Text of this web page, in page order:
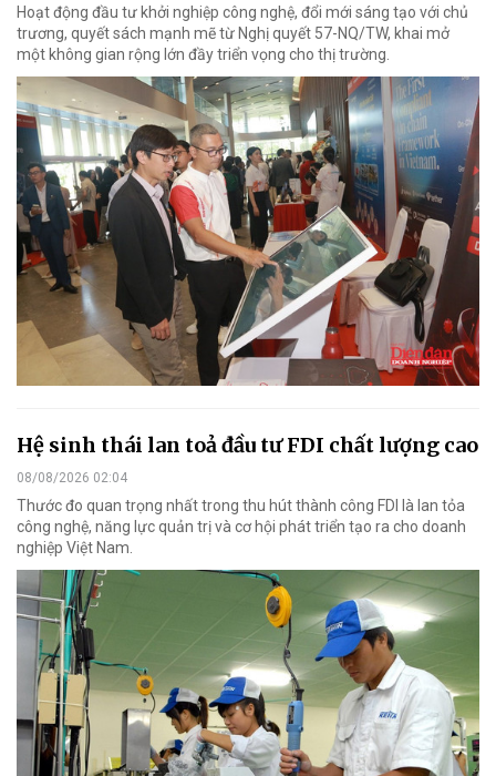
Hoạt động đầu tư khởi nghiệp công nghệ, đổi mới sáng tạo với chủ
trương, quyết sách mạnh mẽ từ Nghị quyết 57-NQ/TW, khai mở
một không gian rộng lớn đầy triển vọng cho thị trường.
Hệ sinh thái lan toả đầu tư FDI chất lượng cao
08/08/2026 02:04
Thước đo quan trọng nhất trong thu hút thành công FDI là lan tỏa
công nghệ, năng lực quản trị và cơ hội phát triển tạo ra cho doanh
nghiệp Việt Nam.